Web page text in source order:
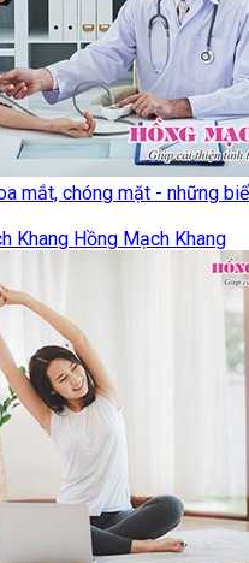
mắt, chóng mặt - những
Hồng Mạch Khang